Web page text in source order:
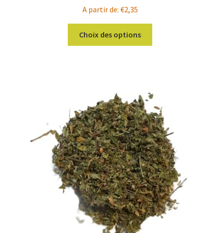
A partir de: €2,35
Choix des options
peuvent
être
choisies
sur
la
page
du
produit